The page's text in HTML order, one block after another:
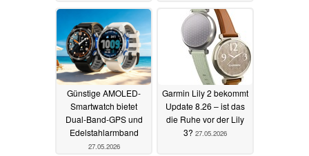
26.06.2026
Günstige AMOLED-
Smartwatch bietet
Dual-Band-GPS und
Edelstahlarmband
27.05.2026
Garmin Lily 2 bekommt
Update 8.26 – ist das
die Ruhe vor der Lily
3? 27.05.2026